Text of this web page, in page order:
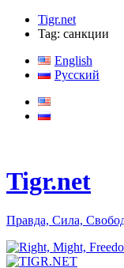
Tigr.net
Tag: санкции
English
Русский
Tigr.net
Правда, Сила,